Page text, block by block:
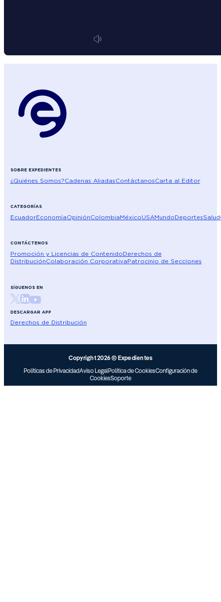
SOBRE EXPEDIENTES
¿Quiénes Somos?Cadenas AliadasContáctanosCarta al Editor
CATEGORÍAS
EcuadorEconomíaOpiniónColombiaMéxicoUSAMundoDeportesSalud
CONTÁCTENOS
Promoción y Licencias de ContenidoDerechos de
DistribuciónColaboración CorporativaPatrocinio de Secciones
SÍGUENOS EN
DESCARGAR APP
Derechos de Distribución
Copyright 2026 © Expedientes
Políticas de PrivacidadAviso LegalPolítica de CookiesConfiguración de
CookiesSoporte